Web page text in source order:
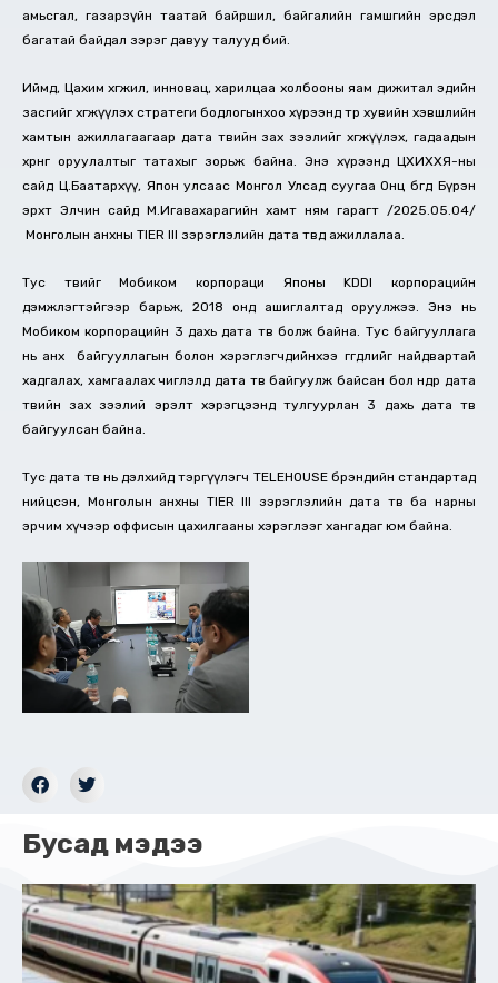
амьсгал, газарзүйн таатай байршил, байгалийн гамшгийн эрсдэл
багатай байдал зэрэг давуу талууд бий.
Иймд, Цахим хөгжил, инновац, харилцаа холбооны яам дижитал эдийн
засгийг хөгжүүлэх стратеги бодлогынхоо хүрээнд төр хувийн хэвшлийн
хамтын ажиллагаагаар дата төвийн зах зээлийг хөгжүүлэх, гадаадын
хөрөнгө оруулалтыг татахыг зорьж байна. Энэ хүрээнд ЦХИХХЯ-ны
сайд Ц.Баатархүү, Япон улсаас Монгол Улсад суугаа Онц бөгөөд Бүрэн
эрхт Элчин сайд М.Игавахарагийн хамт ням гарагт /2025.05.04/
Монголын анхны TIER III зэрэглэлийн дата төвд ажиллалаа.
Тус төвийг Мобиком корпораци Японы KDDI корпорацийн
дэмжлэгтэйгээр барьж, 2018 онд ашиглалтад оруулжээ. Энэ нь
Мобиком корпорацийн 3 дахь дата төв болж байна. Тус байгууллага
нь анх байгууллагын болон хэрэглэгчдийнхээ өгөгдлийг найдвартай
хадгалах, хамгаалах чиглэлд дата төвөө байгуулж байсан бол өнөөдөр дата
төвийн зах зээлий эрэлт хэрэгцээнд тулгуурлан 3 дахь дата төвөө
байгуулсан байна.
Тус дата төв нь дэлхийд тэргүүлэгч TELEHOUSE брэндийн стандартад
нийцсэн, Монголын анхны TIER III зэрэглэлийн дата төв ба нарны
эрчим хүчээр оффисын цахилгааны хэрэглээг хангадаг юм байна.
Бусад мэдээ